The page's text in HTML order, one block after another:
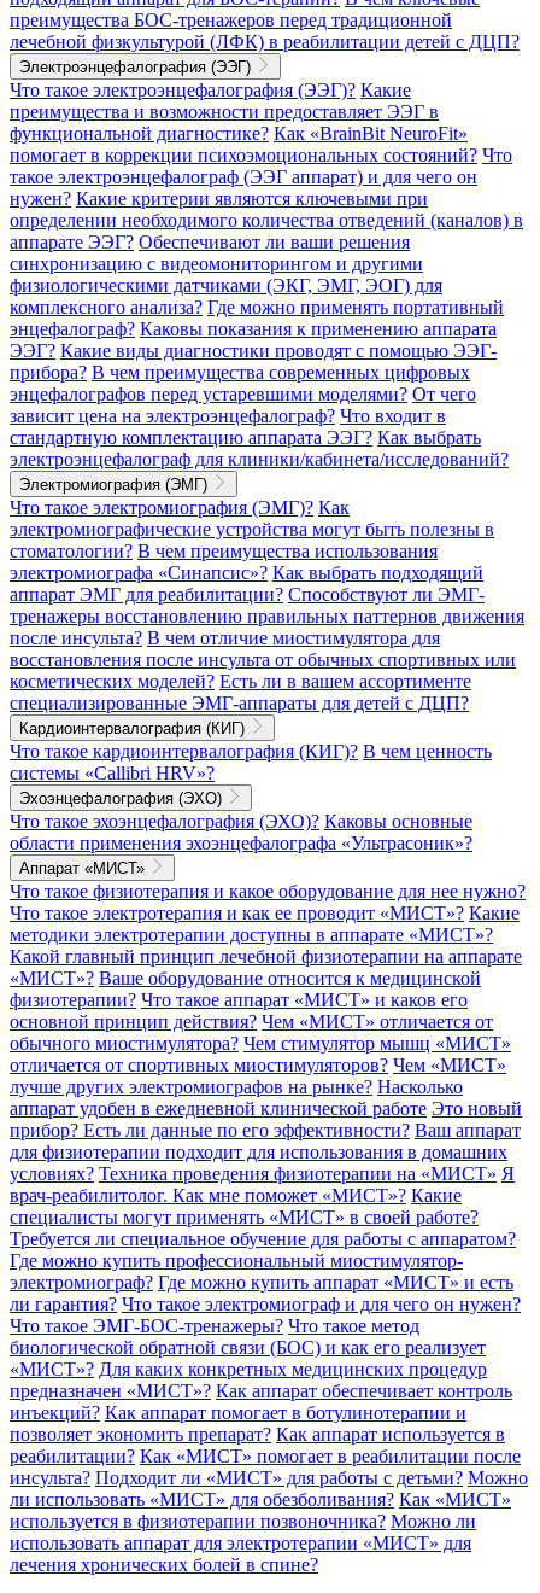
преимущества БОС-тренажеров перед традиционной
лечебной физкультурой (ЛФК) в реабилитации детей с ДЦП?
Электроэнцефалография (ЭЭГ)
Что такое электроэнцефалография (ЭЭГ)? Какие
преимущества и возможности предоставляет ЭЭГ в
функциональной диагностике? Как «BrainBit NeuroFit»
помогает в коррекции психоэмоциональных состояний? Что
такое электроэнцефалограф (ЭЭГ аппарат) и для чего он
нужен? Какие критерии являются ключевыми при
определении необходимого количества отведений (каналов) в
аппарате ЭЭГ? Обеспечивают ли ваши решения
синхронизацию с видеомониторингом и другими
физиологическими датчиками (ЭКГ, ЭМГ, ЭОГ) для
комплексного анализа? Где можно применять портативный
энцефалограф? Каковы показания к применению аппарата
ЭЭГ? Какие виды диагностики проводят с помощью ЭЭГ-
прибора? В чем преимущества современных цифровых
энцефалографов перед устаревшими моделями? От чего
зависит цена на электроэнцефалограф? Что входит в
стандартную комплектацию аппарата ЭЭГ? Как выбрать
электроэнцефалограф для клиники/кабинета/исследований?
Электромиография (ЭМГ)
Что такое электромиография (ЭМГ)? Как
электромиографические устройства могут быть полезны в
стоматологии? В чем преимущества использования
электромиографа «Синапсис»? Как выбрать подходящий
аппарат ЭМГ для реабилитации? Способствуют ли ЭМГ-
тренажеры восстановлению правильных паттернов движения
после инсульта? В чем отличие миостимулятора для
восстановления после инсульта от обычных спортивных или
косметических моделей? Есть ли в вашем ассортименте
специализированные ЭМГ-аппараты для детей с ДЦП?
Кардиоинтервалография (КИГ)
Что такое кардиоинтервалография (КИГ)? В чем ценность
системы «Callibri HRV»?
Эхоэнцефалография (ЭХО)
Что такое эхоэнцефалография (ЭХО)? Каковы основные
области применения эхоэнцефалографа «Ультрасоник»?
Аппарат «МИСТ»
Что такое физиотерапия и какое оборудование для нее нужно?
Что такое электротерапия и как ее проводит «МИСТ»? Какие
методики электротерапии доступны в аппарате «МИСТ»?
Какой главный принцип лечебной физиотерапии на аппарате
«МИСТ»? Ваше оборудование относится к медицинской
физиотерапии? Что такое аппарат «МИСТ» и каков его
основной принцип действия? Чем «МИСТ» отличается от
обычного миостимулятора? Чем стимулятор мышц «МИСТ»
отличается от спортивных миостимуляторов? Чем «МИСТ»
лучше других электромиографов на рынке? Насколько
аппарат удобен в ежедневной клинической работе Это новый
прибор? Есть ли данные по его эффективности? Ваш аппарат
для физиотерапии подходит для использования в домашних
условиях? Техника проведения физиотерапии на «МИСТ» Я
врач-реабилитолог. Как мне поможет «МИСТ»? Какие
специалисты могут применять «МИСТ» в своей работе?
Требуется ли специальное обучение для работы с аппаратом?
Где можно купить профессиональный миостимулятор-
электромиограф? Где можно купить аппарат «МИСТ» и есть
ли гарантия? Что такое электромиограф и для чего он нужен?
Что такое ЭМГ-БОС-тренажеры? Что такое метод
биологической обратной связи (БОС) и как его реализует
«МИСТ»? Для каких конкретных медицинских процедур
предназначен «МИСТ»? Как аппарат обеспечивает контроль
инъекций? Как аппарат помогает в ботулинотерапии и
позволяет экономить препарат? Как аппарат используется в
реабилитации? Как «МИСТ» помогает в реабилитации после
инсульта? Подходит ли «МИСТ» для работы с детьми? Можно
ли использовать «МИСТ» для обезболивания? Как «МИСТ»
используется в физиотерапии позвоночника? Можно ли
использовать аппарат для электротерапии «МИСТ» для
лечения хронических болей в спине?